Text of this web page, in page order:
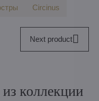
Circinus
Next product
коллекции